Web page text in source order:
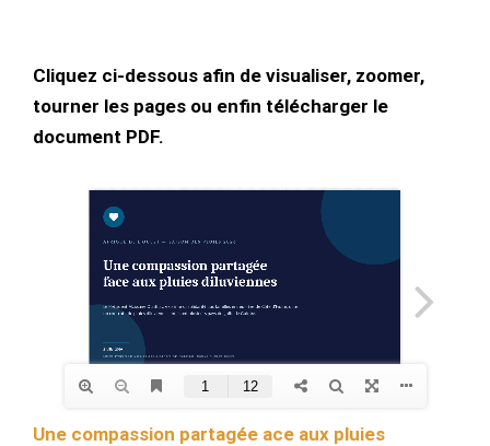
Cliquez ci-dessous afin de visualiser, zoomer,
tourner les pages ou enfin télécharger le
document PDF.
Une compassion partagée ace aux pluies